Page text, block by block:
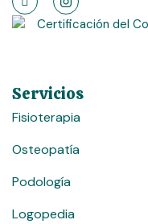
Servicios
Fisioterapia
Osteopatía
Podología
Logopedia